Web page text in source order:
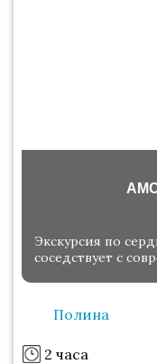
Экскурсия по
соседствует с
Полина
2 часа